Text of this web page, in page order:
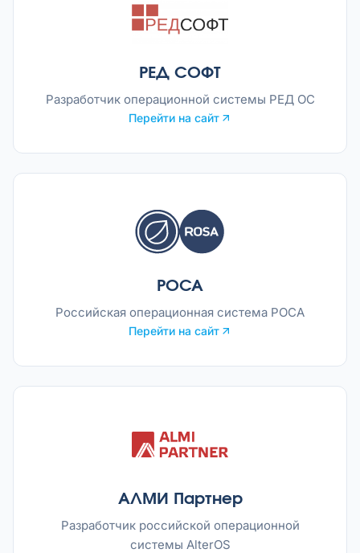
РЕД СОФТ
Разработчик операционной системы РЕД ОС
Перейти на сайт
РОСА
Российская операционная система РОСА
Перейти на сайт
АЛМИ Партнер
Разработчик российской операционной
системы AlterOS